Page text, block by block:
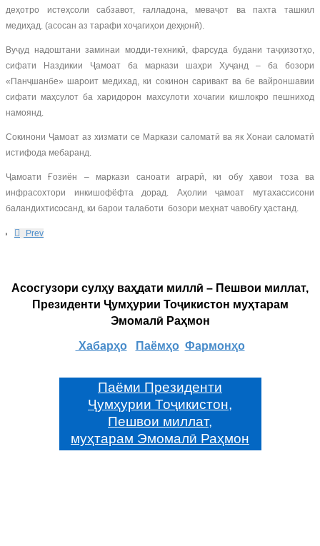
деҳотро истеҳсоли сабзавот, ғалладона, меваҷот ва пахта ташкил
медиҳад. (асосан аз тарафи хоҷагиҳои деҳқонӣ).
Вуҷуд надоштани заминаи модди-техникӣ, фарсуда будани таҷҳизотҳо,
сифати Наздикии Ҷамоат ба маркази шаҳри Хуҷанд – ба бозори
«Панҷшанбе» шароит медихад, ки сокинон саривакт ва бе вайроншавии
сифати маҳсулот ба харидорон махсулоти хочагии кишлокро пешниход
намоянд.
Сокинони Ҷамоат аз хизмати се Маркази саломатӣ ва як Хонаи саломатӣ
истифода мебаранд.
Ҷамоати Ғозиён – маркази саноати аграрӣ, ки обу ҳавои тоза ва
инфрасохтори инкишофёфта дорад. Аҳолии ҷамоат мутахассисони
баландихтисосанд, ки барои талаботи бозори меҳнат чавобгу ҳастанд.
Prev
Асосгузори сулҳу ваҳдати миллӣ – Пешвои миллат,
Президенти Ҷумҳурии Тоҷикистон муҳтарам
Эмомалӣ Раҳмон
Хабарҳо Паёмҳо Фармонҳо
Паёми Президенти
Ҷумҳурии Тоҷикистон,
Пешвои миллат,
муҳтарам Эмомалӣ Раҳмон